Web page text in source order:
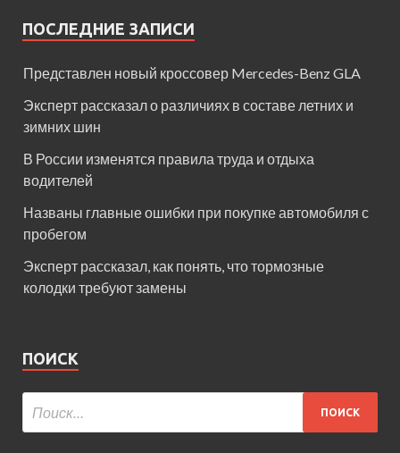
ПОСЛЕДНИЕ ЗАПИСИ
Представлен новый кроссовер Mercedes-Benz GLA
Эксперт рассказал о различиях в составе летних и
зимних шин
В России изменятся правила труда и отдыха
водителей
Названы главные ошибки при покупке автомобиля с
пробегом
Эксперт рассказал, как понять, что тормозные
колодки требуют замены
ПОИСК